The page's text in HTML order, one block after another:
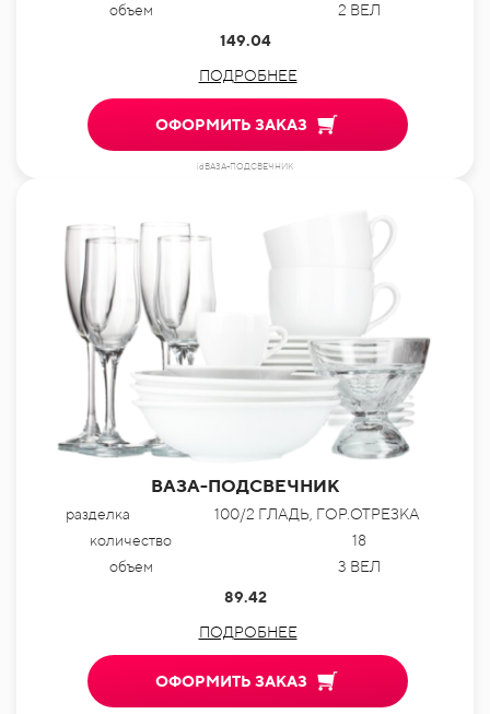
объем
2 ВЕЛ
149.04
ПОДРОБНЕЕ
ОФОРМИТЬ ЗАКАЗ
idВАЗА-ПОДСВЕЧНИК
ВАЗА-ПОДСВЕЧНИК
разделка
100/2 ГЛАДЬ, ГОР.ОТРЕЗКА
количество
18
объем
3 ВЕЛ
89.42
ПОДРОБНЕЕ
ОФОРМИТЬ ЗАКАЗ